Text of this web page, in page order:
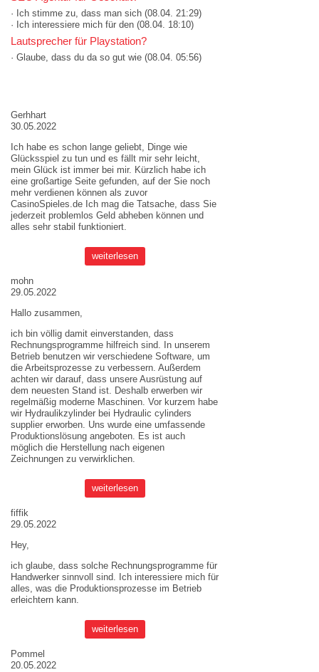
· Ich stimme zu, dass man sich (08.04. 21:29)
· Ich interessiere mich für den (08.04. 18:10)
Lautsprecher für Playstation?
· Glaube, dass du da so gut wie (08.04. 05:56)
Gerhhart
30.05.2022
Ich habe es schon lange geliebt, Dinge wie
Glücksspiel zu tun und es fällt mir sehr leicht,
mein Glück ist immer bei mir. Kürzlich habe ich
eine großartige Seite gefunden, auf der Sie noch
mehr verdienen können als zuvor
CasinoSpieles.de Ich mag die Tatsache, dass Sie
jederzeit problemlos Geld abheben können und
alles sehr stabil funktioniert.
weiterlesen
mohn
29.05.2022
Hallo zusammen,
ich bin völlig damit einverstanden, dass
Rechnungsprogramme hilfreich sind. In unserem
Betrieb benutzen wir verschiedene Software, um
die Arbeitsprozesse zu verbessern. Außerdem
achten wir darauf, dass unsere Ausrüstung auf
dem neuesten Stand ist. Deshalb erwerben wir
regelmäßig moderne Maschinen. Vor kurzem habe
wir Hydraulikzylinder bei Hydraulic cylinders
supplier erworben. Uns wurde eine umfassende
Produktionslösung angeboten. Es ist auch
möglich die Herstellung nach eigenen
Zeichnungen zu verwirklichen.
weiterlesen
fiffik
29.05.2022
Hey,
ich glaube, dass solche Rechnungsprogramme für
Handwerker sinnvoll sind. Ich interessiere mich für
alles, was die Produktionsprozesse im Betrieb
erleichtern kann.
weiterlesen
Pommel
20.05.2022